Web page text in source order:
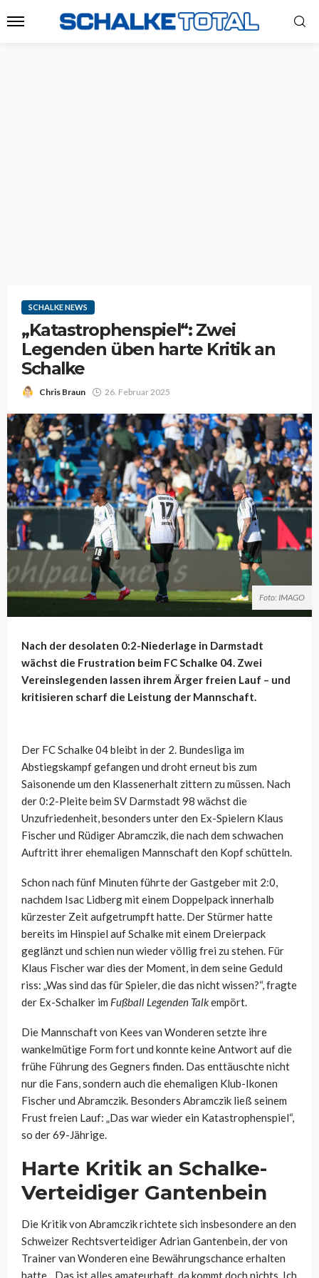
SCHALKE NEWS
„Katastrophenspiel“: Zwei
Legenden üben harte Kritik an
Schalke
Chris Braun 26. Februar 2025
Foto: IMAGO
Nach der desolaten 0:2-Niederlage in Darmstadt
wächst die Frustration beim FC Schalke 04. Zwei
Vereinslegenden lassen ihrem Ärger freien Lauf – und
kritisieren scharf die Leistung der Mannschaft.
Der FC Schalke 04 bleibt in der 2. Bundesliga im
Abstiegskampf gefangen und droht erneut bis zum
Saisonende um den Klassenerhalt zittern zu müssen. Nach
der 0:2-Pleite beim SV Darmstadt 98 wächst die
Unzufriedenheit, besonders unter den Ex-Spielern Klaus
Fischer und Rüdiger Abramczik, die nach dem schwachen
Auftritt ihrer ehemaligen Mannschaft den Kopf schütteln.
Schon nach fünf Minuten führte der Gastgeber mit 2:0,
nachdem Isac Lidberg mit einem Doppelpack innerhalb
kürzester Zeit aufgetrumpft hatte. Der Stürmer hatte
bereits im Hinspiel auf Schalke mit einem Dreierpack
geglänzt und schien nun wieder völlig frei zu stehen. Für
Klaus Fischer war dies der Moment, in dem seine Geduld
riss: „Was sind das für Spieler, die das nicht wissen?“, fragte
der Ex-Schalker im Fußball Legenden Talkempört.
Die Mannschaft von Kees van Wonderen setzte ihre
wankelmütige Form fort und konnte keine Antwort auf die
frühe Führung des Gegners finden. Das enttäuschte nicht
nur die Fans, sondern auch die ehemaligen Klub-Ikonen
Fischer und Abramczik. Besonders Abramczik ließ seinem
Frust freien Lauf: „Das war wieder ein Katastrophenspiel“,
so der 69-Jährige.
Harte Kritik an Schalke-
Verteidiger Gantenbein
Die Kritik von Abramczik richtete sich insbesondere an den
Schweizer Rechtsverteidiger Adrian Gantenbein, der von
Trainer van Wonderen eine Bewährungschance erhalten
hatte. „Das ist alles amateurhaft, da kommt doch nichts. Ich